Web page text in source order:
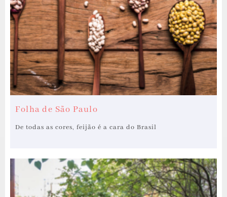
Folha de São Paulo
De todas as cores, feijão é a cara do Brasil